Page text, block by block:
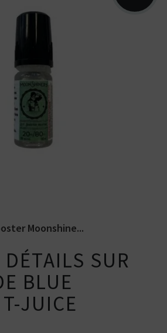
disponible en 10
de nicotine. PG/VG...
Moonshine...
SUR
BLUE
JUICE